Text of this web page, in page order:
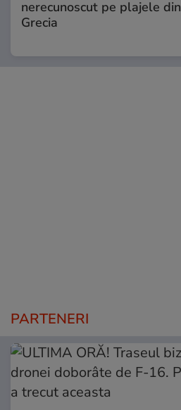
nerecunoscut pe plajele din
Grecia
PARTENERI